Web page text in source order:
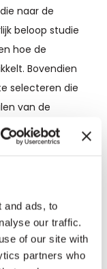
and ads, to
our traffic.
of our site with
partners who
naar de
beloop studie
hoe de
Bovendien
selecteren die
van de
klinische
studie een
MDC1A.
een bezoek te
deze bezoeken